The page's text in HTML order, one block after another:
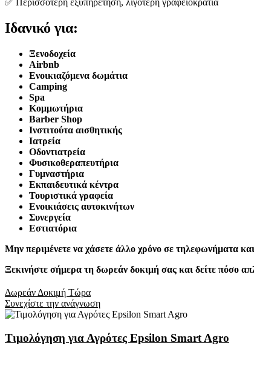
✅ Περισσότερη εξυπηρέτηση, λιγότερη γραφειοκρατία
Ιδανικό για:
Ξενοδοχεία
Airbnb
Ενοικιαζόμενα δωμάτια
Camping
Spa
Κομμωτήρια
Barber Shop
Ινστιτούτα αισθητικής
Ιατρεία
Οδοντιατρεία
Φυσικοθεραπευτήρια
Γυμναστήρια
Εκπαιδευτικά κέντρα
Τουριστικά γραφεία
Ενοικιάσεις αυτοκινήτων
Συνεργεία
Εστιατόρια
Μην περιμένετε να χάσετε άλλο χρόνο σε τηλεφωνήματα
Ξεκινήστε σήμερα τη δωρεάν δοκιμή σας και δείτε πόσο
Δωρεάν Δοκιμή Τώρα
Συνεχίστε την ανάγνωση
Τιμολόγηση για Αγρότες Epsilon Smart Agro